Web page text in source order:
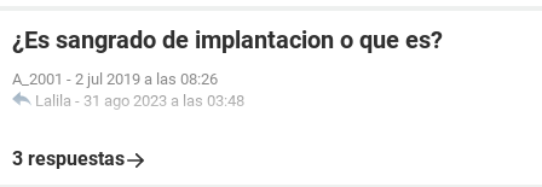
¿Es sangrado de implantacion o que es?
A_2001 - 2 jul 2019 a las 08:26
Lalila - 31 ago 2023 a las 03:48
3 respuestas